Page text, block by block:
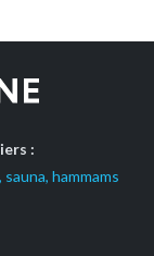
:
hammams